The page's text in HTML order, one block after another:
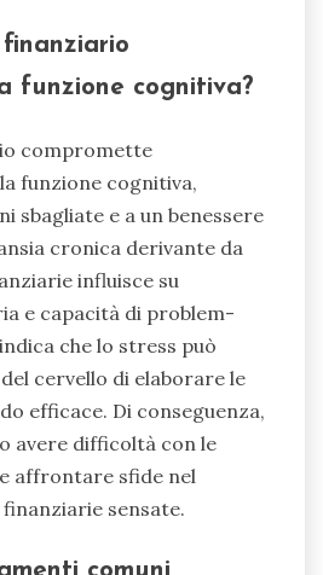
finanziario
funzione cognitiva?
compromette
funzione cognitiva,
sbagliate e a un benessere
cronica derivante da
influisce su
e capacità di problem-
che lo stress può
cervello di elaborare le
efficace. Di conseguenza,
avere difficoltà con le
affrontare sfide nel
sensate.